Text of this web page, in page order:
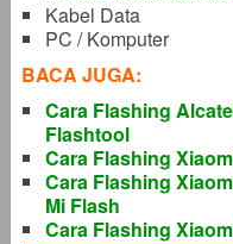
Kabel Data
PC / Komputer
BACA JUGA:
Cara Flashing
Flashtool
Cara Flashing
Cara Flashing
Mi Flash
Cara Flashing